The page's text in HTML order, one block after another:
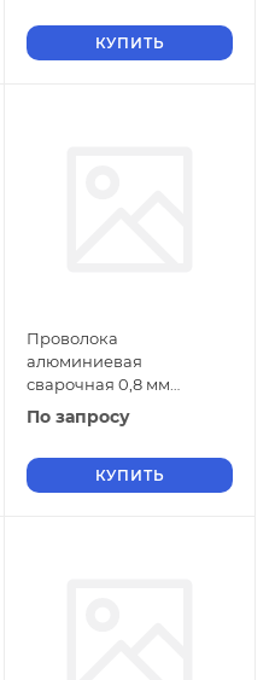
КУПИТЬ
Проволока
алюминиевая
сварочная 0,8 мм
СвАМг3М ГОСТ 7871-2019
По запросу
КУПИТЬ